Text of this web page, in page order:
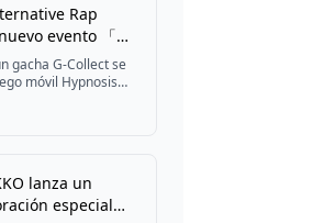
de sorteo de
Rap
evento 「サ
るハナシ 前編～
談～」
gacha G-Collect se
móvil Hypnosis
, disponible
mediados de
lanza un
especial